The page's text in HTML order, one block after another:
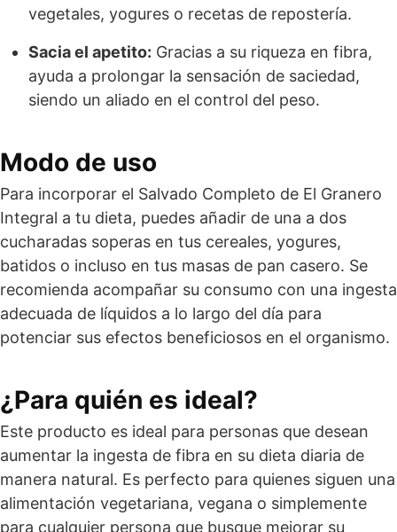
vegetales, yogures o recetas de repostería.
Sacia el apetito: Gracias a su riqueza en fibra,
ayuda a prolongar la sensación de saciedad,
siendo un aliado en el control del peso.
Modo de uso
Para incorporar el Salvado Completo de El Granero
Integral a tu dieta, puedes añadir de una a dos
cucharadas soperas en tus cereales, yogures,
batidos o incluso en tus masas de pan casero. Se
recomienda acompañar su consumo con una ingesta
adecuada de líquidos a lo largo del día para
potenciar sus efectos beneficiosos en el organismo.
¿Para quién es ideal?
Este producto es ideal para personas que desean
aumentar la ingesta de fibra en su dieta diaria de
manera natural. Es perfecto para quienes siguen una
alimentación vegetariana, vegana o simplemente
para cualquier persona que busque mejorar su